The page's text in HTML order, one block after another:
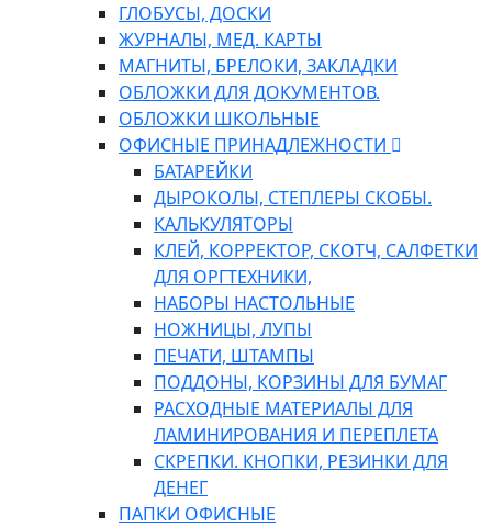
ГЛОБУСЫ, ДОСКИ
ЖУРНАЛЫ, МЕД. КАРТЫ
МАГНИТЫ, БРЕЛОКИ, ЗАКЛАДКИ
ОБЛОЖКИ ДЛЯ ДОКУМЕНТОВ.
ОБЛОЖКИ ШКОЛЬНЫЕ
ОФИСНЫЕ ПРИНАДЛЕЖНОСТИ
БАТАРЕЙКИ
ДЫРОКОЛЫ, СТЕПЛЕРЫ СКОБЫ.
КАЛЬКУЛЯТОРЫ
КЛЕЙ, КОРРЕКТОР, СКОТЧ, САЛФЕТКИ
ДЛЯ ОРГТЕХНИКИ,
НАБОРЫ НАСТОЛЬНЫЕ
НОЖНИЦЫ, ЛУПЫ
ПЕЧАТИ, ШТАМПЫ
ПОДДОНЫ, КОРЗИНЫ ДЛЯ БУМАГ
РАСХОДНЫЕ МАТЕРИАЛЫ ДЛЯ
ЛАМИНИРОВАНИЯ И ПЕРЕПЛЕТА
СКРЕПКИ. КНОПКИ, РЕЗИНКИ ДЛЯ
ДЕНЕГ
ПАПКИ ОФИСНЫЕ